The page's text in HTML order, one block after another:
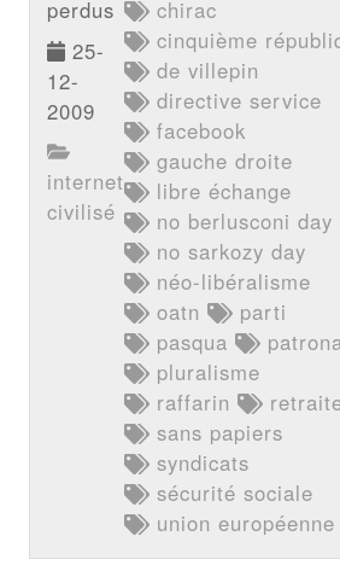
perdus
25-
12-
2009
internet
civilisé
chirac
cinquième
de villepin
directive service
facebook
gauche droite
libre échange
no berlusconi day
no sarkozy day
néo-libéralisme
oatn
parti
pasqua
pluralisme
raffarin
sans papiers
syndicats
sécurité sociale
union européenne